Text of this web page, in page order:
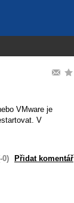
VMware je
V
0) Přidat komentář